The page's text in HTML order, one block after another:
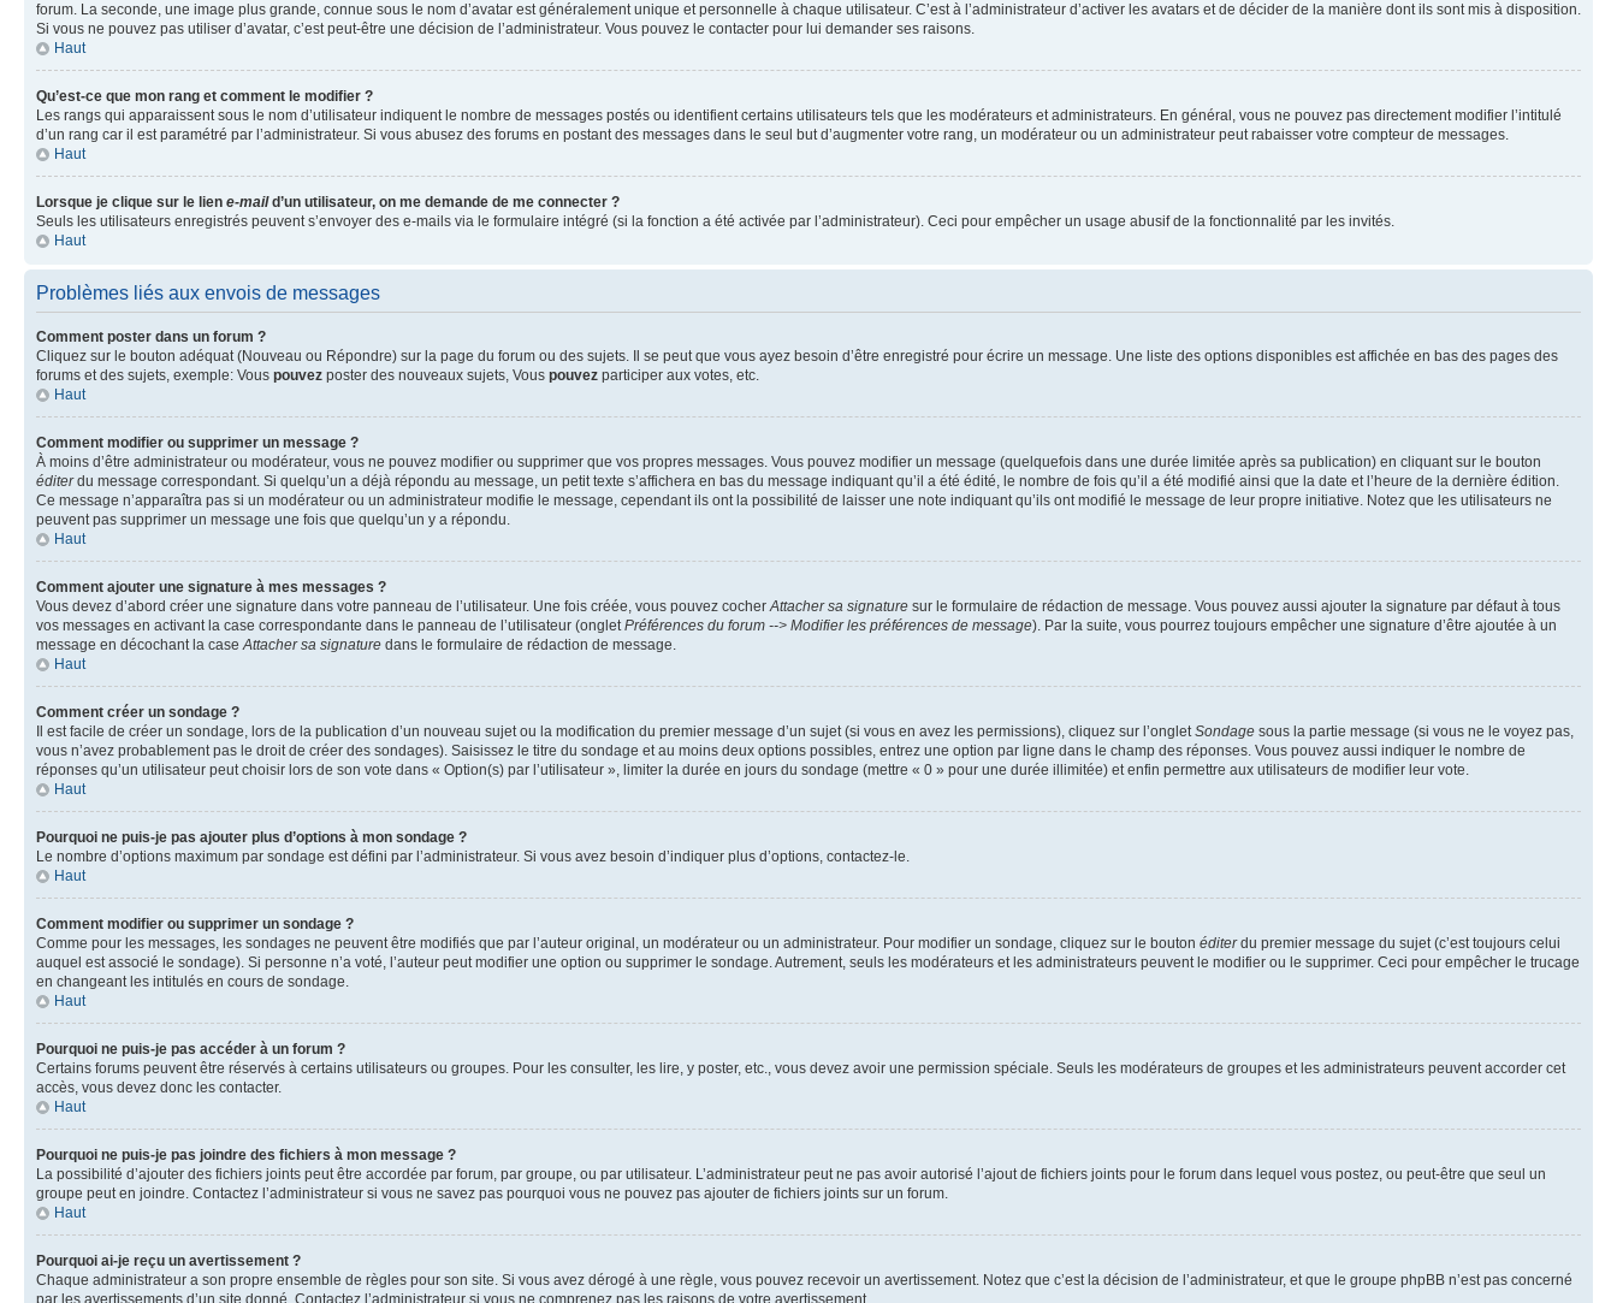
forum. La seconde, une image plus grande, connue sous le nom d’avatar est généralement unique et personnelle à chaque utilisateur. C’est à l’administrateur d’activer les avatars et de décider de la manière dont ils sont mis à disposition.
Si vous ne pouvez pas utiliser d’avatar, c’est peut-être une décision de l’administrateur. Vous pouvez le contacter pour lui demander ses raisons.
Haut
Qu’est-ce que mon rang et comment le modifier ?
Les rangs qui apparaissent sous le nom d’utilisateur indiquent le nombre de messages postés ou identifient certains utilisateurs tels que les modérateurs et administrateurs. En général, vous ne pouvez pas directement modifier l’intitulé
d’un rang car il est paramétré par l’administrateur. Si vous abusez des forums en postant des messages dans le seul but d’augmenter votre rang, un modérateur ou un administrateur peut rabaisser votre compteur de messages.
Haut
Lorsque je clique sur le lien e-maild’un utilisateur, on me demande de me connecter ?
Seuls les utilisateurs enregistrés peuvent s’envoyer des e-mails via le formulaire intégré (si la fonction a été activée par l’administrateur). Ceci pour empêcher un usage abusif de la fonctionnalité par les invités.
Haut
Problèmes liés aux envois de messages
Comment poster dans un forum ?
Cliquez sur le bouton adéquat (Nouveau ou Répondre) sur la page du forum ou des sujets. Il se peut que vous ayez besoin d’être enregistré pour écrire un message. Une liste des options disponibles est affichée en bas des pages des
forums et des sujets, exemple: Vous pouvez poster des nouveaux sujets, Vous pouvez participer aux votes, etc.
Haut
Comment modifier ou supprimer un message ?
À moins d’être administrateur ou modérateur, vous ne pouvez modifier ou supprimer que vos propres messages. Vous pouvez modifier un message (quelquefois dans une durée limitée après sa publication) en cliquant sur le bouton
éditerdu message correspondant. Si quelqu’un a déjà répondu au message, un petit texte s’affichera en bas du message indiquant qu’il a été édité, le nombre de fois qu’il a été modifié ainsi que la date et l’heure de la dernière édition.
Ce message n’apparaîtra pas si un modérateur ou un administrateur modifie le message, cependant ils ont la possibilité de laisser une note indiquant qu’ils ont modifié le message de leur propre initiative. Notez que les utilisateurs ne
peuvent pas supprimer un message une fois que quelqu’un y a répondu.
Haut
Comment ajouter une signature à mes messages ?
Vous devez d’abord créer une signature dans votre panneau de l’utilisateur. Une fois créée, vous pouvez cocherAttacher sa signature sur le formulaire de rédaction de message. Vous pouvez aussi ajouter la signature par défaut à tous
vos messages en activant la case correspondante dans le panneau de l’utilisateur (ongletPréférences du forum --> Modifier les préférences de message). Par la suite, vous pourrez toujours empêcher une signature d’être ajoutée à un
message en décochant la caseAttacher sa signature dans le formulaire de rédaction de message.
Haut
Comment créer un sondage ?
Il est facile de créer un sondage, lors de la publication d’un nouveau sujet ou la modification du premier message d’un sujet (si vous en avez les permissions), cliquez sur l’ongletSondage sous la partie message (si vous ne le voyez pas,
vous n’avez probablement pas le droit de créer des sondages). Saisissez le titre du sondage et au moins deux options possibles, entrez une option par ligne dans le champ des réponses. Vous pouvez aussi indiquer le nombre de
réponses qu’un utilisateur peut choisir lors de son vote dans « Option(s) par l’utilisateur », limiter la durée en jours du sondage (mettre « 0 » pour une durée illimitée) et enfin permettre aux utilisateurs de modifier leur vote.
Haut
Pourquoi ne puis-je pas ajouter plus d’options à mon sondage ?
Le nombre d’options maximum par sondage est défini par l’administrateur. Si vous avez besoin d’indiquer plus d’options, contactez-le.
Haut
Comment modifier ou supprimer un sondage ?
Comme pour les messages, les sondages ne peuvent être modifiés que par l’auteur original, un modérateur ou un administrateur. Pour modifier un sondage, cliquez sur le bouton éditerdu premier message du sujet (c’est toujours celui
auquel est associé le sondage). Si personne n’a voté, l’auteur peut modifier une option ou supprimer le sondage. Autrement, seuls les modérateurs et les administrateurs peuvent le modifier ou le supprimer. Ceci pour empêcher le trucage
en changeant les intitulés en cours de sondage.
Haut
Pourquoi ne puis-je pas accéder à un forum ?
Certains forums peuvent être réservés à certains utilisateurs ou groupes. Pour les consulter, les lire, y poster, etc., vous devez avoir une permission spéciale. Seuls les modérateurs de groupes et les administrateurs peuvent accorder cet
accès, vous devez donc les contacter.
Haut
Pourquoi ne puis-je pas joindre des fichiers à mon message ?
La possibilité d’ajouter des fichiers joints peut être accordée par forum, par groupe, ou par utilisateur. L’administrateur peut ne pas avoir autorisé l’ajout de fichiers joints pour le forum dans lequel vous postez, ou peut-être que seul un
groupe peut en joindre. Contactez l’administrateur si vous ne savez pas pourquoi vous ne pouvez pas ajouter de fichiers joints sur un forum.
Haut
Pourquoi ai-je reçu un avertissement ?
Chaque administrateur a son propre ensemble de règles pour son site. Si vous avez dérogé à une règle, vous pouvez recevoir un avertissement. Notez que c’est la décision de l’administrateur, et que le groupe phpBB n’est pas concerné
par les avertissements d’un site donné. Contactez l’administrateur si vous ne comprenez pas les raisons de votre avertissement.